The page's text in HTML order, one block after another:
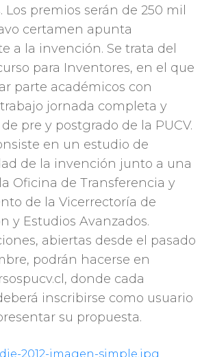
Los premios serán de 250 mil
certamen apunta
a la invención. Se trata del
para Inventores, en el que
parte académicos con
jornada completa y
pre y postgrado de la PUCV.
en un estudio de
de la invención junto a una
Oficina de Transferencia y
de la Vicerrectoría de
y Estudios Avanzados.
abiertas desde el pasado
podrán hacerse en
donde cada
inscribirse como usuario
su propuesta.